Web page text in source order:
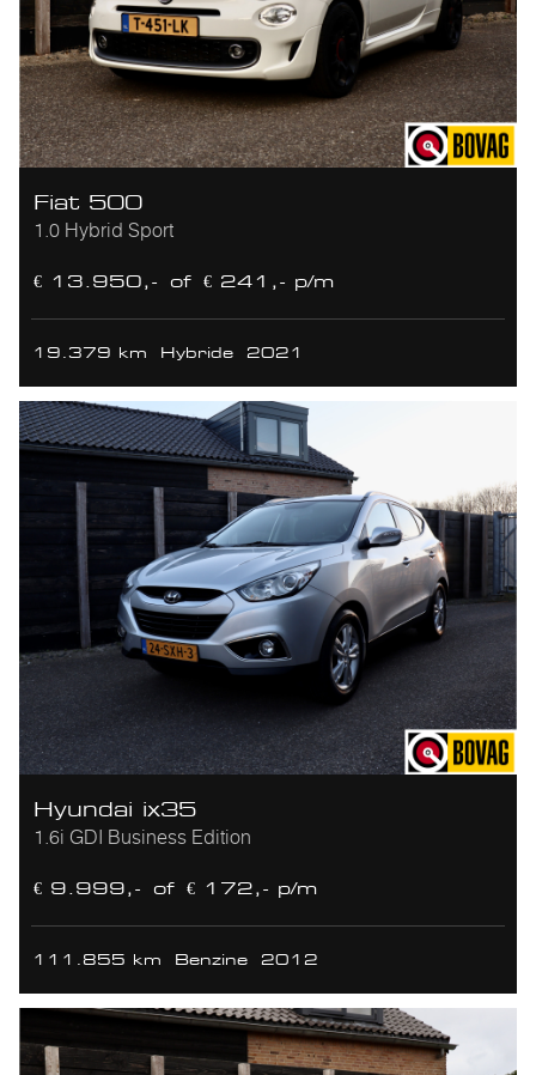
Fiat 500
1.0 Hybrid Sport
€ 13.950,- of € 241,- p/m
19.379 km Hybride 2021
Hyundai ix35
1.6i GDI Business Edition
€ 9.999,- of € 172,- p/m
111.855 km Benzine 2012